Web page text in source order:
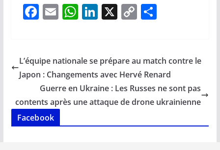
F
b
o
o
k
E
l
W
s
A
p
p
Li
e
dI
n
X C
y
Li
n
k
P
g
er
L’équipe nationale se prépare au match contre le
Japon : Changements avec Hervé Renard
Guerre en Ukraine : Les Russes ne sont pas
contents après une attaque de drone ukrainienne
Facebook